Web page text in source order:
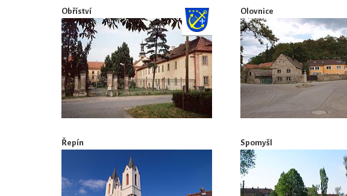
Obříství Olovnice
Řepín Spomyšl